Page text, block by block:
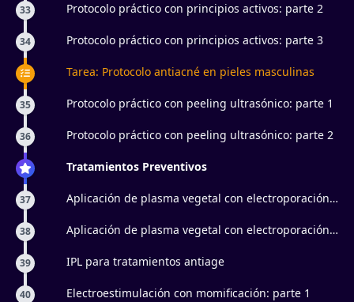
33 Protocolo práctico con principios activos: parte 2
34 Protocolo práctico con principios activos: parte 3
Tarea: Protocolo antiacné en pieles masculinas
35 Protocolo práctico con peeling ultrasónico: parte 1
36 Protocolo práctico con peeling ultrasónico: parte 2
Tratamientos Preventivos
37
Aplicación de plasma vegetal con electroporación:
38
Aplicación de plasma vegetal con electroporación:
39 IPL para tratamientos antiage
40 Electroestimulación con momificación: parte 1